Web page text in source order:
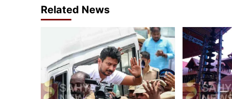
Related News